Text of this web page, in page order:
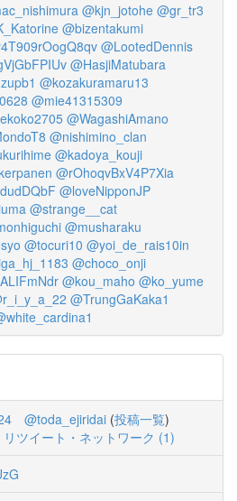
@kjn_jotohe @gr_tr3
@bizentakumi
@LootedDennis
@HasjiMatubara
@kozakuramaru13
@mie41315309
@WagashiAmano
@nishimino_clan
@kadoya_kouji
@rOhoqvBxV4P7Xia
@loveNipponJP
@strange__cat
@musharaku
@tocuri10 @yoi_de_rais10in
@choco_onji
@kou_maho @ko_yume
@TrungGaKaka1
@toda_ejiridai (投稿一覧)
リツイート・ネットワーク (1)